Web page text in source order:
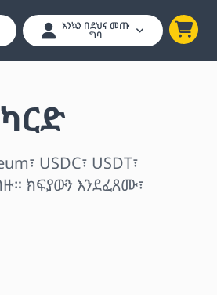
እንኳን በደህና መጡ
ግባ
USDC፣ USDT፣
ክፍያውን እንደፈጸሙ፣